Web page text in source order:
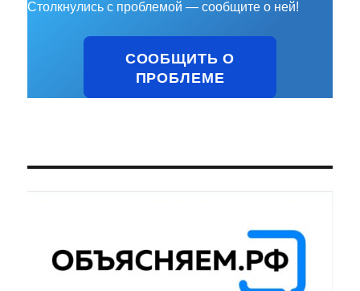
Столкнулись с проблемой — сообщите о ней!
СООБЩИТЬ О
ПРОБЛЕМЕ